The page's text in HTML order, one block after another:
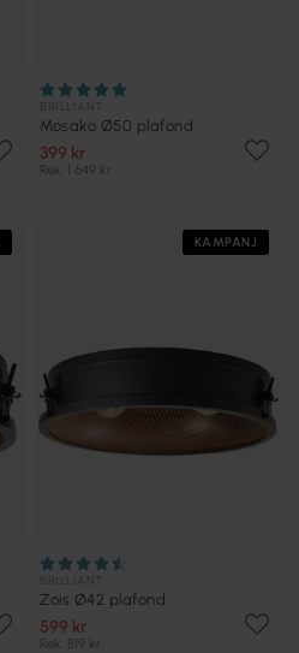
Mosako Ø50 plafond
399 kr
Rek. 1 649 kr
KAMPANJ
Zois Ø42 plafond
599 kr
Rek. 819 kr